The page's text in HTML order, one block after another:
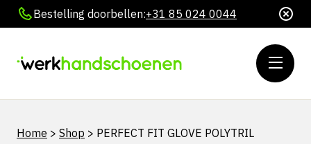
Bestelling doorbellen:+31 85 024 0044
Home > Shop > PERFECT FIT GLOVE POLYTRIL